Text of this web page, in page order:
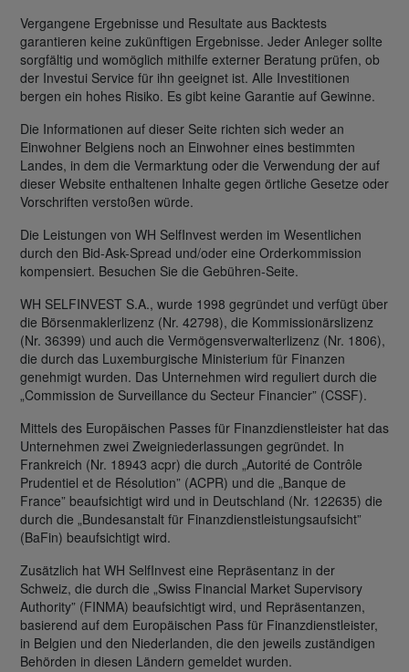
Vergangene Ergebnisse und Resultate aus Backtests
garantieren keine zukünftigen Ergebnisse. Jeder Anleger sollte
sorgfältig und womöglich mithilfe externer Beratung prüfen, ob
der Investui Service für ihn geeignet ist. Alle Investitionen
bergen ein hohes Risiko. Es gibt keine Garantie auf Gewinne.
Die Informationen auf dieser Seite richten sich weder an
Einwohner Belgiens noch an Einwohner eines bestimmten
Landes, in dem die Vermarktung oder die Verwendung der auf
dieser Website enthaltenen Inhalte gegen örtliche Gesetze oder
Vorschriften verstoßen würde.
Die Leistungen von WH SelfInvest werden im Wesentlichen
durch den Bid-Ask-Spread und/oder eine Orderkommission
kompensiert. Besuchen Sie die Gebühren-Seite.
WH SELFINVEST S.A., wurde 1998 gegründet und verfügt über
die Börsenmaklerlizenz (Nr. 42798), die Kommissionärslizenz
(Nr. 36399) und auch die Vermögensverwalterlizenz (Nr. 1806),
die durch das Luxemburgische Ministerium für Finanzen
genehmigt wurden. Das Unternehmen wird reguliert durch die
„Commission de Surveillance du Secteur Financier” (CSSF).
Mittels des Europäischen Passes für Finanzdienstleister hat das
Unternehmen zwei Zweigniederlassungen gegründet. In
Frankreich (Nr. 18943 acpr) die durch „Autorité de Contrôle
Prudentiel et de Résolution” (ACPR) und die „Banque de
France” beaufsichtigt wird und in Deutschland (Nr. 122635) die
durch die „Bundesanstalt für Finanzdienstleistungsaufsicht”
(BaFin) beaufsichtigt wird.
Zusätzlich hat WH SelfInvest eine Repräsentanz in der
Schweiz, die durch die „Swiss Financial Market Supervisory
Authority” (FINMA) beaufsichtigt wird, und Repräsentanzen,
basierend auf dem Europäischen Pass für Finanzdienstleister,
in Belgien und den Niederlanden, die den jeweils zuständigen
Behörden in diesen Ländern gemeldet wurden.